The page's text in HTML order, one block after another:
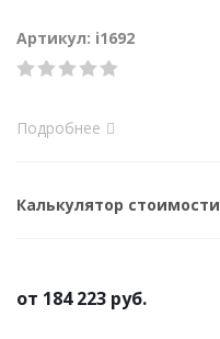
Артикул: i1692
Подробнее
Калькулятор стоимости
от 184 223 руб.